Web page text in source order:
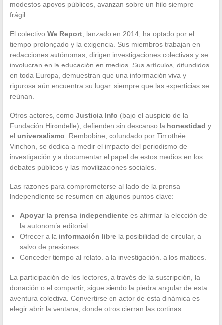
modestos apoyos públicos, avanzan sobre un hilo siempre
frágil.
El colectivo We Report, lanzado en 2014, ha optado por el
tiempo prolongado y la exigencia. Sus miembros trabajan en
redacciones autónomas, dirigen investigaciones colectivas y se
involucran en la educación en medios. Sus artículos, difundidos
en toda Europa, demuestran que una información viva y
rigurosa aún encuentra su lugar, siempre que las experticias se
reúnan.
Otros actores, como Justicia Info (bajo el auspicio de la
Fundación Hirondelle), defienden sin descanso la honestidad y
el universalismo . Rembobine, cofundado por Timothée
Vinchon, se dedica a medir el impacto del periodismo de
investigación y a documentar el papel de estos medios en los
debates públicos y las movilizaciones sociales.
Las razones para comprometerse al lado de la prensa
independiente se resumen en algunos puntos clave:
Apoyar la prensa independientees afirmar la elección de
la autonomía editorial.
Ofrecer a la información librela posibilidad de circular, a
salvo de presiones.
Conceder tiempo al relato, a la investigación, a los matices.
La participación de los lectores, a través de la suscripción, la
donación o el compartir, sigue siendo la piedra angular de esta
aventura colectiva. Convertirse en actor de esta dinámica es
elegir abrir la ventana, donde otros cierran las cortinas.